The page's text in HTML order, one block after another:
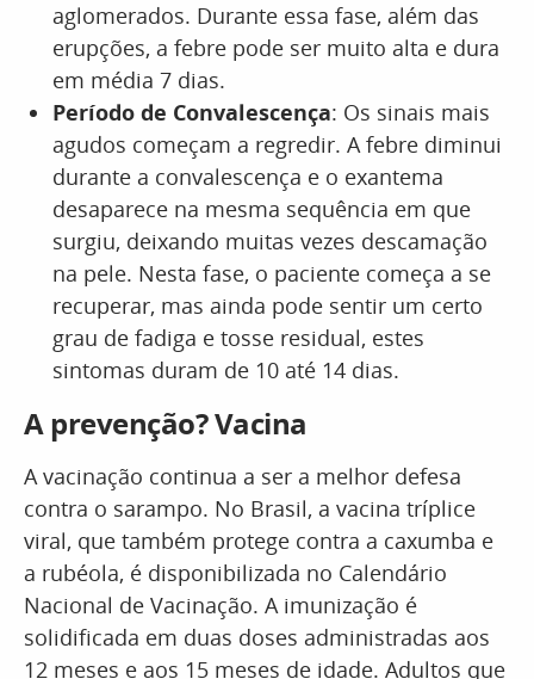
aglomerados. Durante essa fase, além das
erupções, a febre pode ser muito alta e dura
em média 7 dias.
Período de Convalescença: Os sinais mais
agudos começam a regredir. A febre diminui
durante a convalescença e o exantema
desaparece na mesma sequência em que
surgiu, deixando muitas vezes descamação
na pele. Nesta fase, o paciente começa a se
recuperar, mas ainda pode sentir um certo
grau de fadiga e tosse residual, estes
sintomas duram de 10 até 14 dias.
A prevenção? Vacina
A vacinação continua a ser a melhor defesa
contra o sarampo. No Brasil, a vacina tríplice
viral, que também protege contra a caxumba e
a rubéola, é disponibilizada no Calendário
Nacional de Vacinação. A imunização é
solidificada em duas doses administradas aos
12 meses e aos 15 meses de idade. Adultos que